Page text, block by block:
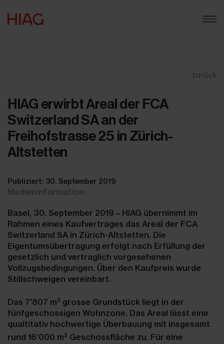
zurück
HIAG erwirbt Areal der FCA
Switzerland SA an der
Freihofstrasse 25 in Zürich-
Altstetten
Publiziert: 30. September 2019
Medieninformation
Basel, 30. September 2019 – HIAG übernimmt im
Rahmen eines Kaufvertrages das Areal der FCA
Switzerland SA in Zürich-Altstetten. Die
Eigentumsübertragung erfolgt nach Erfüllung der
gesetzlich und vertraglich vorgesehenen
Vollzugsbedingungen. Über den Kaufpreis wurde
Stillschweigen vereinbart.
Das 7'807 m2 grosse Grundstück liegt in der
fünfgeschossigen Wohnzone. Das Areal lässt eine
qualtitativ hochwertige Überbauung mit insgesamt
rund 16'000 m2 Geschossfläche zu. Für eine